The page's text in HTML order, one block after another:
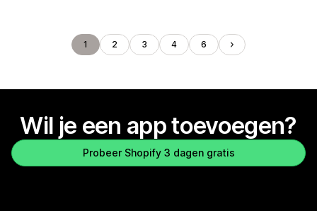
1 2 3 4 6
Wil je een app toevoegen?
Probeer Shopify 3 dagen gratis